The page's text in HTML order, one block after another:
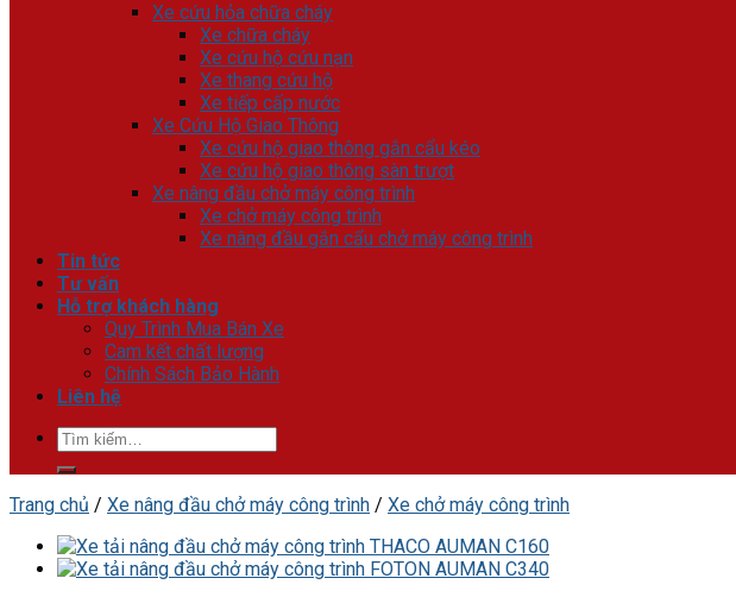
Xe cứu hỏa chữa cháy
Xe chữa cháy
Xe cứu hộ cứu nạn
Xe thang cứu hộ
Xe tiếp cấp nước
Xe Cứu Hộ Giao Thông
Xe cứu hộ giao thông gắn cẩu kéo
Xe cứu hộ giao thông sàn trượt
Xe nâng đầu chở máy công trình
Xe chở máy công trình
Xe nâng đầu gắn cẩu chở máy công trình
Tin tức
Tư vấn
Hỗ trợ khách hàng
Quy Trình Mua Bán Xe
Cam kết chất lượng
Chính Sách Bảo Hành
Liên hệ
Tìm
kiếm:
Trang chủ / Xe nâng đầu chở máy công trình / Xe chở máy công trình